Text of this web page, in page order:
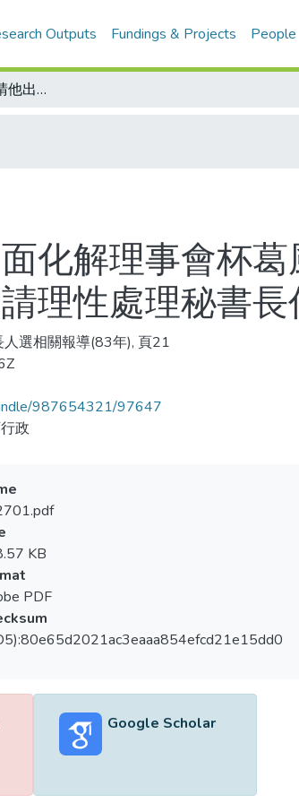
Outputs Fundings & Projects People
郭宗清拜會張啟仲 請他出面化解理事會杯葛風波/理事會應尊重會長行政裁量權 簡曜輝籲請理性處理秘書長任命案
化解理事會杯
理性處理秘書長
選相關報導(83年), 頁21
987654321/97647
政
KB
PDF
Google Scholar